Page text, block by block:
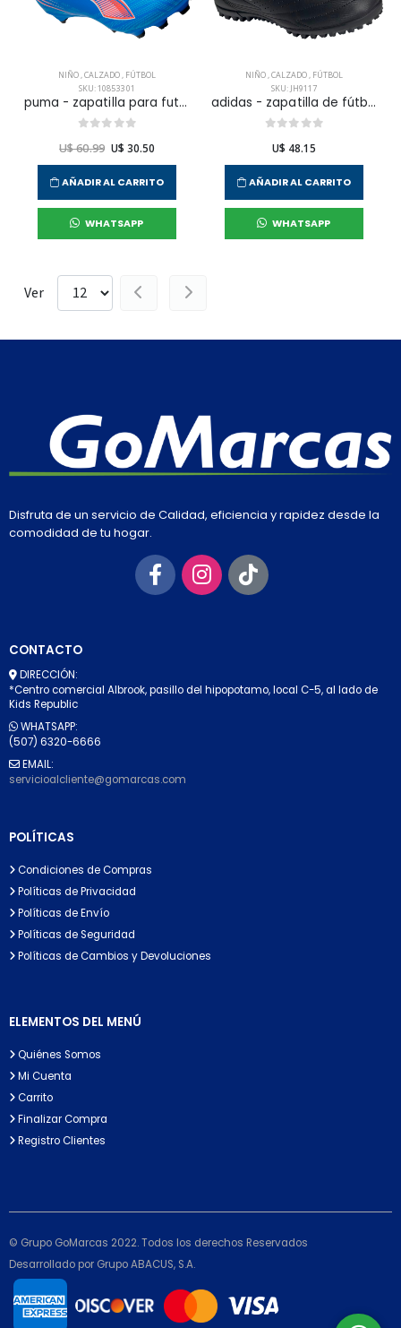
NIÑO,CALZADO, FÚTBOL
SKU: 108533 01
puma - zapatilla para futbol ultra 6 play fg/ag b niño junior
U$ 60.99 U$ 30.50
AÑADIR AL CARRITO
WHATSAPP
NIÑO,CALZADO, FÚTBOL
SKU: JH9117
adidas - zapatilla de fútbol deportivo iii tf j para niño junior
U$ 48.15
AÑADIR AL CARRITO
WHATSAPP
Ver
Disfruta de un servicio de Calidad, eficiencia y rapidez desde la
comodidad de tu hogar.
CONTACTO
DIRECCIÓN:
*Centro comercial Albrook, pasillo del hipopotamo, local C-5, al lado de
Kids Republic
WHATSAPP:
(507) 6320-6666
EMAIL:
servicioalcliente@gomarcas.com
POLÍTICAS
Condiciones de Compras
Políticas de Privacidad
Políticas de Envío
Políticas de Seguridad
Políticas de Cambios y Devoluciones
ELEMENTOS DEL MENÚ
Quiénes Somos
Mi Cuenta
Carrito
Finalizar Compra
Registro Clientes
© Grupo GoMarcas 2022. Todos los derechos Reservados
Desarrollado por Grupo ABACUS, S.A.